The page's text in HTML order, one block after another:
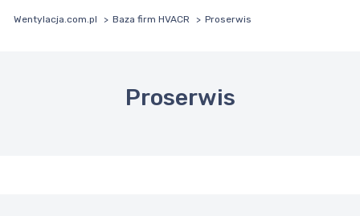
Wentylacja.com.pl Baza firm HVACR Proserwis
Proserwis